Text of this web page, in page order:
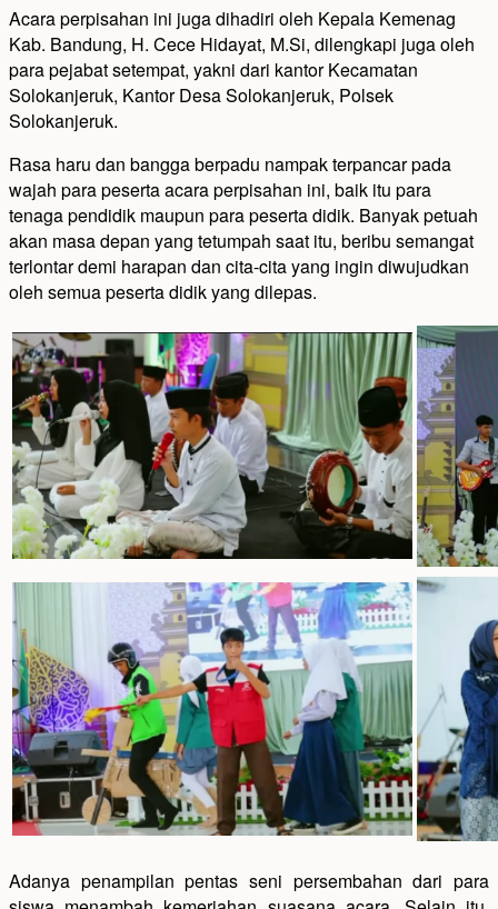
Acara perpisahan ini juga dihadiri oleh Kepala Kemenag
Kab. Bandung, H. Cece Hidayat, M.Si, dilengkapi juga oleh
para pejabat setempat, yakni dari kantor Kecamatan
Solokanjeruk, Kantor Desa Solokanjeruk, Polsek
Solokanjeruk.
Rasa haru dan bangga berpadu nampak terpancar pada
wajah para peserta acara perpisahan ini, baik itu para
tenaga pendidik maupun para peserta didik. Banyak petuah
akan masa depan yang tetumpah saat itu, beribu semangat
terlontar demi harapan dan cita-cita yang ingin diwujudkan
oleh semua peserta didik yang dilepas.
Adanya penampilan pentas seni persembahan dari para